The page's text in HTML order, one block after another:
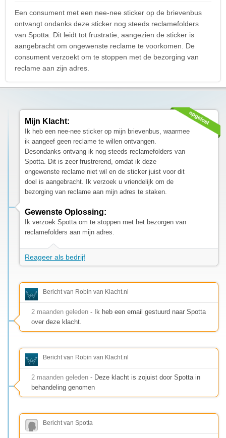
Een consument met een nee-nee sticker op de brievenbus
ontvangt ondanks deze sticker nog steeds reclamefolders
van Spotta. Dit leidt tot frustratie, aangezien de sticker is
aangebracht om ongewenste reclame te voorkomen. De
consument verzoekt om te stoppen met de bezorging van
reclame aan zijn adres.
Mijn Klacht:
Ik heb een nee-nee sticker op mijn brievenbus, waarmee
ik aangeef geen reclame te willen ontvangen.
Desondanks ontvang ik nog steeds reclamefolders van
Spotta. Dit is zeer frustrerend, omdat ik deze
ongewenste reclame niet wil en de sticker juist voor dit
doel is aangebracht. Ik verzoek u vriendelijk om de
bezorging van reclame aan mijn adres te staken.
Gewenste Oplossing:
Ik verzoek Spotta om te stoppen met het bezorgen van
reclamefolders aan mijn adres.
Reageer als bedrijf
Bericht van Robin van Klacht.nl
2 maanden geleden - Ik heb een email gestuurd naar Spotta
over deze klacht.
Bericht van Robin van Klacht.nl
2 maanden geleden - Deze klacht is zojuist door Spotta in
behandeling genomen
Bericht van Spotta